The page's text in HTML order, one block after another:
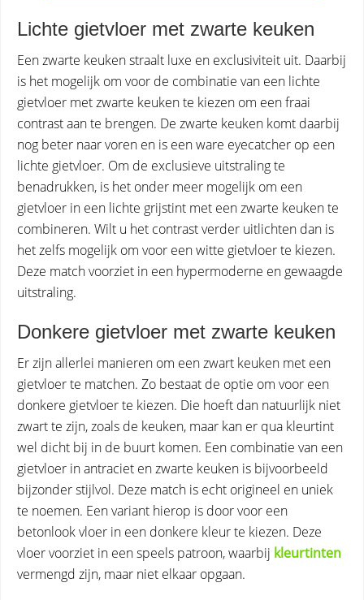
Lichte gietvloer met zwarte keuken
Een zwarte keuken straalt luxe en exclusiviteit uit. Daarbij
is het mogelijk om voor de combinatie van een lichte
gietvloer met zwarte keuken te kiezen om een fraai
contrast aan te brengen. De zwarte keuken komt daarbij
nog beter naar voren en is een ware eyecatcher op een
lichte gietvloer. Om de exclusieve uitstraling te
benadrukken, is het onder meer mogelijk om een
gietvloer in een lichte grijstint met een zwarte keuken te
combineren. Wilt u het contrast verder uitlichten dan is
het zelfs mogelijk om voor een witte gietvloer te kiezen.
Deze match voorziet in een hypermoderne en gewaagde
uitstraling.
Donkere gietvloer met zwarte keuken
Er zijn allerlei manieren om een zwart keuken met een
gietvloer te matchen. Zo bestaat de optie om voor een
donkere gietvloer te kiezen. Die hoeft dan natuurlijk niet
zwart te zijn, zoals de keuken, maar kan er qua kleurtint
wel dicht bij in de buurt komen. Een combinatie van een
gietvloer in antraciet en zwarte keuken is bijvoorbeeld
bijzonder stijlvol. Deze match is echt origineel en uniek
te noemen. Een variant hierop is door voor een
betonlook vloer in een donkere kleur te kiezen. Deze
vloer voorziet in een speels patroon, waarbij kleurtinten
vermengd zijn, maar niet elkaar opgaan.